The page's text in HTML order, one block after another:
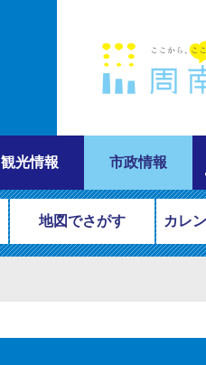
観光情報 市政情報
地図でさがす カレ